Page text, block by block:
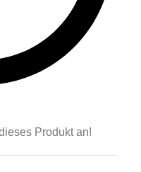
Produkt an!